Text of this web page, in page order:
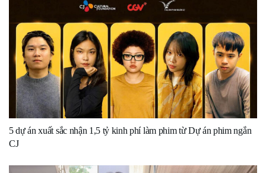
5 dự án xuất sắc nhận 1,5 tỷ kinh phí làm phim từ Dự án phim ngắn
CJ